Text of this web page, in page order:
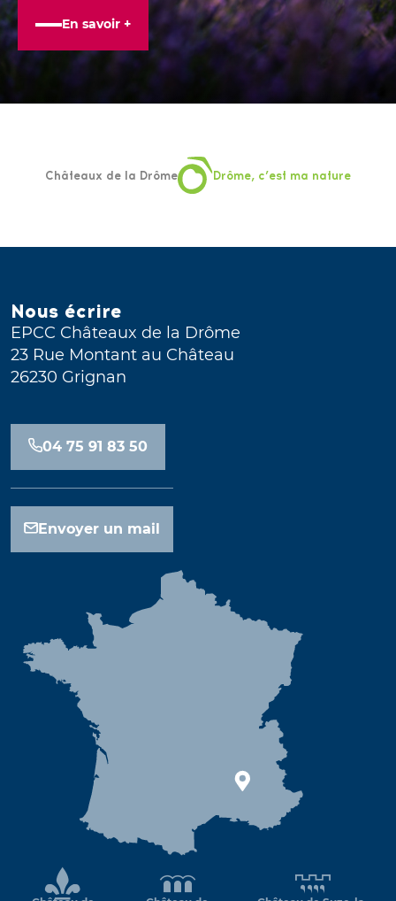
En savoir +
Châteaux de la Drôme Drôme, c’est ma nature
Nous écrire
EPCC Châteaux de la Drôme
23 Rue Montant au Château
26230 Grignan
04 75 91 83 50
Envoyer un mail